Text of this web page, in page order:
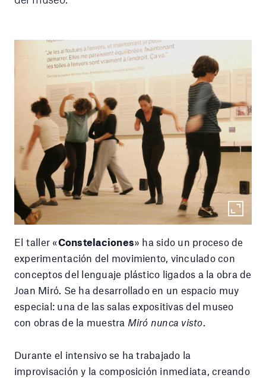
El taller «Constelaciones» ha sido un proceso de
experimentación del movimiento, vinculado con
conceptos del lenguaje plástico ligados a la obra de
Joan Miró. Se ha desarrollado en un espacio muy
especial: una de las salas expositivas del museo
con obras de la muestra Miró nunca visto.
Durante el intensivo se ha trabajado la
improvisación y la composición inmediata, creando